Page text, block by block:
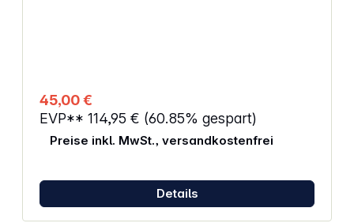
45,00 €
EVP** 114,95 € (60.85% gespart)
Preise inkl. MwSt., versandkostenfrei
Details